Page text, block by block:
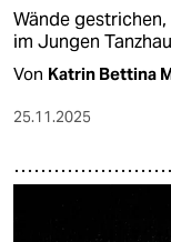
Wände
im Jungen
Von Katrin Bettina
25.11.2025